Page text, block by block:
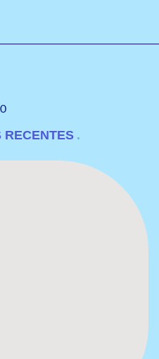
RECENTES